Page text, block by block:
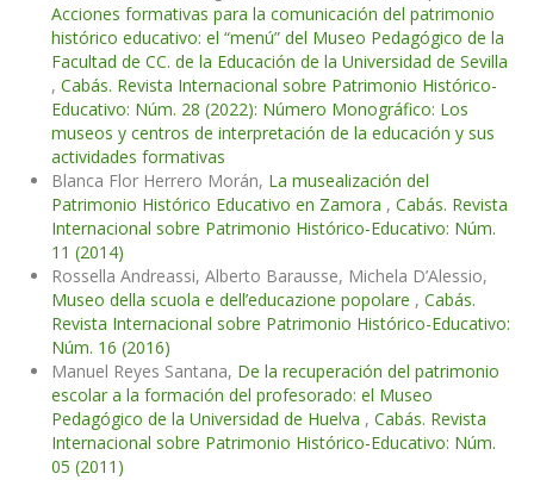
Acciones formativas para la comunicación del patrimonio
histórico educativo: el “menú” del Museo Pedagógico de la
Facultad de CC. de la Educación de la Universidad de Sevilla
, Cabás. Revista Internacional sobre Patrimonio Histórico-
Educativo: Núm. 28 (2022): Número Monográfico: Los
museos y centros de interpretación de la educación y sus
actividades formativas
Blanca Flor Herrero Morán, La musealización del
Patrimonio Histórico Educativo en Zamora , Cabás. Revista
Internacional sobre Patrimonio Histórico-Educativo: Núm.
11 (2014)
Rossella Andreassi, Alberto Barausse, Michela D’Alessio,
Museo della scuola e dell’educazione popolare , Cabás.
Revista Internacional sobre Patrimonio Histórico-Educativo:
Núm. 16 (2016)
Manuel Reyes Santana, De la recuperación del patrimonio
escolar a la formación del profesorado: el Museo
Pedagógico de la Universidad de Huelva , Cabás. Revista
Internacional sobre Patrimonio Histórico-Educativo: Núm.
05 (2011)